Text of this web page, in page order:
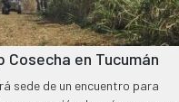
Cosecha en Tucumán
sede de un encuentro para